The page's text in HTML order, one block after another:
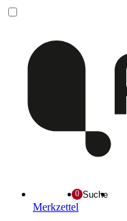
Merkzettel
Suche